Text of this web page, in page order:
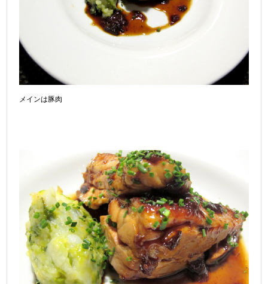
メインは豚肉